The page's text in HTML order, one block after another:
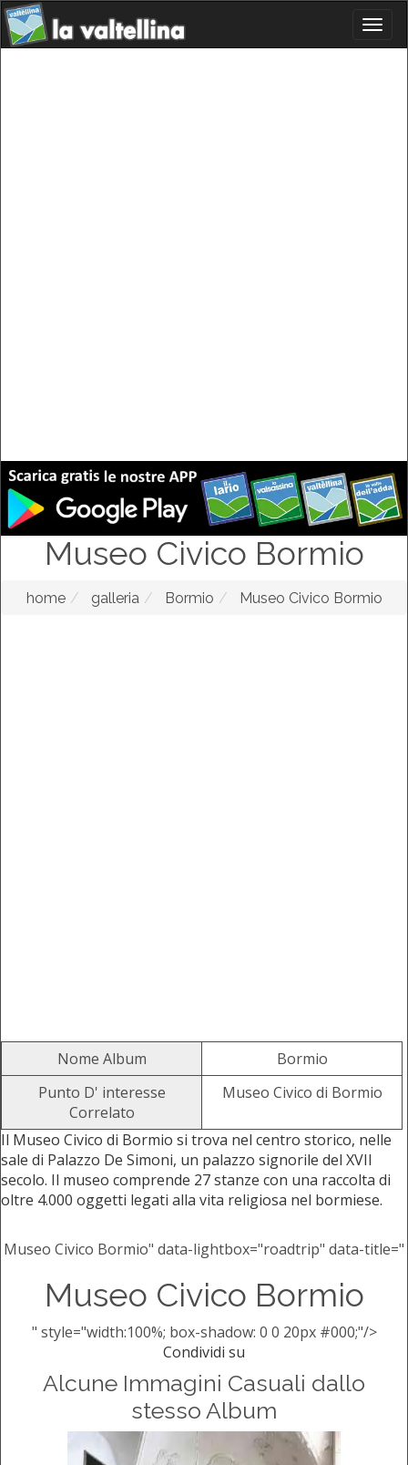
Museo Civico Bormio
home galleria Bormio Museo Civico Bormio
Nome Album
Bormio
Punto D' interesse
Correlato
Museo Civico di Bormio
Il Museo Civico di Bormio si trova nel centro storico, nelle
sale di Palazzo De Simoni, un palazzo signorile del XVII
secolo. Il museo comprende 27 stanze con una raccolta di
oltre 4.000 oggetti legati alla vita religiosa nel bormiese.
Museo Civico Bormio" data-lightbox="roadtrip" data-title="
Museo Civico Bormio
" style="width:100%; box-shadow: 0 0 20px #000;"/>
Condividi su
Alcune Immagini Casuali dallo
stesso Album